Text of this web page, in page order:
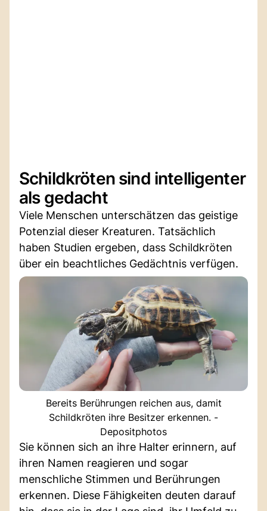
Schildkröten sind intelligenter
als gedacht
Viele Menschen unterschätzen das geistige
Potenzial dieser Kreaturen. Tatsächlich
haben Studien ergeben, dass Schildkröten
über ein beachtliches Gedächtnis verfügen.
Bereits Berührungen reichen aus, damit
Schildkröten ihre Besitzer erkennen. -
Depositphotos
Sie können sich an ihre Halter erinnern, auf
ihren Namen reagieren und sogar
menschliche Stimmen und Berührungen
erkennen. Diese Fähigkeiten deuten darauf